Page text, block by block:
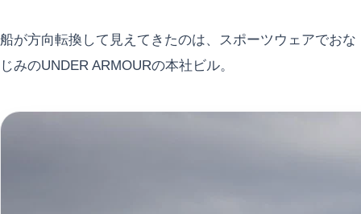
船が方向転換して見えてきたのは、スポーツウェアでおな
じみのUNDER ARMOURの本社ビル。